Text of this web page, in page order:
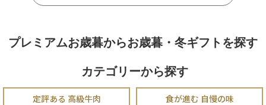
プレミアムお歳暮からお歳暮・冬ギフトを探す
カテゴリーから探す
定評ある 高級牛肉 食が進む 自慢の味